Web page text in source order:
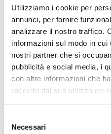
Utilizziamo i cookie per
annunci, per fornire
analizzare il nostro traffico.
informazioni sul modo in
nostri partner che si
pubblicità e social media, i
con altre informazioni che
raccolto dal suo utilizzo dei
delNecessari
di
Il mercato immobiliare
sostenibilità,
digitalizzazione. Il
nuove opportunità
tutti, con Build Lenders
rigorosa dei progetti.